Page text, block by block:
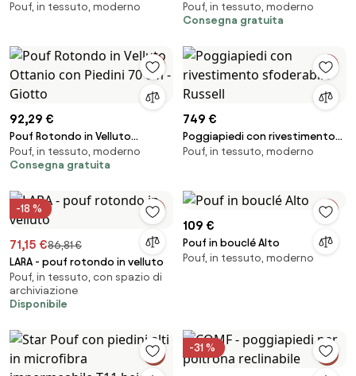
con piedini in metallo Fluente
Pouf, in tessuto, moderno
in microfibra smacchiabile T11
beige
Pouf, in tessuto, moderno
Consegna gratuita
92,29 €
Pouf Rotondo in Velluto
Ottanio con Piedini 70 cm -
Giotto
Pouf, in tessuto, moderno
Consegna gratuita
749 €
Poggiapiedi con rivestimento
sfoderabile Russell
Pouf, in tessuto, moderno
-18 %
71,15 €86,81 €
LARA - pouf rotondo in velluto
Pouf, in tessuto, con spazio di
archiviazione
Disponibile
109 €
Pouf in bouclé Alto
Pouf, in tessuto, moderno
-31 %